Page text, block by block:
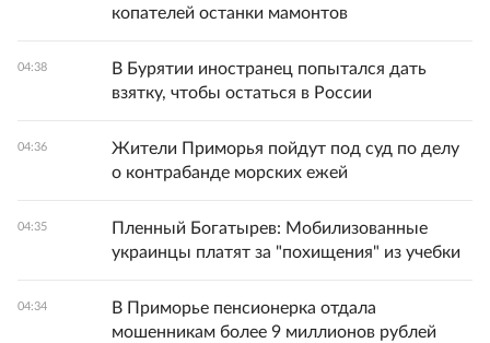
копателей останки мамонтов
04:38
В Бурятии иностранец попытался дать
взятку, чтобы остаться в России
04:36
Жители Приморья пойдут под суд по делу
о контрабанде морских ежей
04:35
Пленный Богатырев: Мобилизованные
украинцы платят за "похищения" из учебки
04:34
В Приморье пенсионерка отдала
мошенникам более 9 миллионов рублей